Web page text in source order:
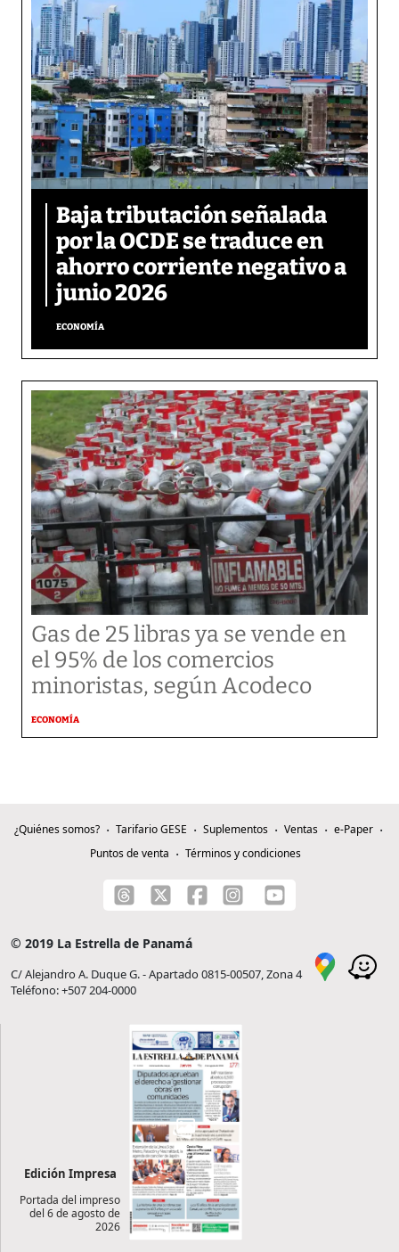
Baja tributación señalada
por la OCDE se traduce en
ahorro corriente negativo a
junio 2026
ECONOMÍA
Gas de 25 libras ya se vende en
el 95% de los comercios
minoristas, según Acodeco
ECONOMÍA
¿Quiénes somos? Tarifario GESE Suplementos Ventas
e-Paper
Puntos de venta
Términos y condiciones
© 2019 La Estrella de Panamá
C/ Alejandro A. Duque G. - Apartado 0815-00507, Zona 4
Teléfono: +507 204-0000
Edición Impresa
Portada del impreso
del 6 de agosto de
2026